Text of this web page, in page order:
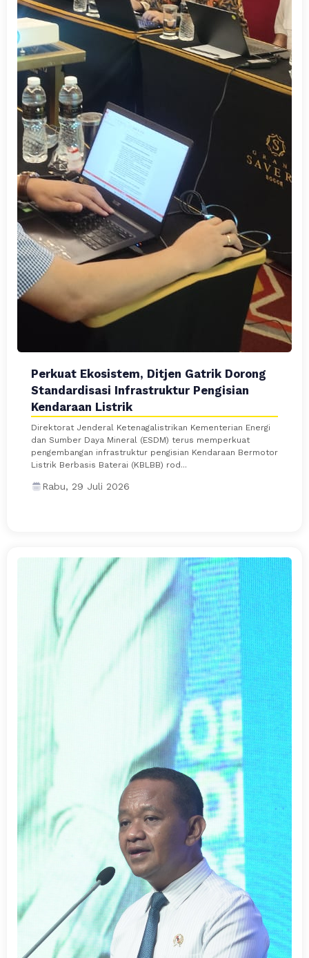
Perkuat Ekosistem, Ditjen Gatrik Dorong
Standardisasi Infrastruktur Pengisian
Kendaraan Listrik
Direktorat Jenderal Ketenagalistrikan Kementerian Energi
dan Sumber Daya Mineral (ESDM) terus memperkuat
pengembangan infrastruktur pengisian Kendaraan Bermotor
Listrik Berbasis Baterai (KBLBB) rod...
Rabu, 29 Juli 2026